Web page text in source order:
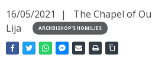
16/05/2021
The Chapel of
Lija
ARCHBISHOP'S HOMILIES